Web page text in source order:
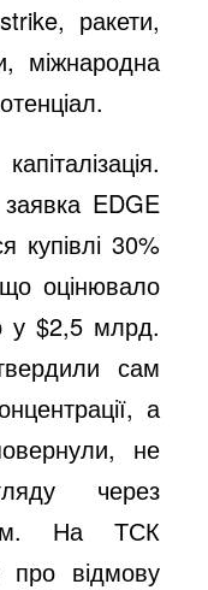
ракети,
міжнародна
EDGE
купівлі 30%
оцінювало
у $2,5 млрд.
сам
а
не
через
На ТСК
про відмову